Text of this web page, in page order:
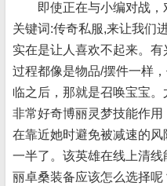
即使正在与小编对战，
关键词:传奇私服,来让我们
实在是让人喜欢不起来。
过程都像是物品/摆件一样
临之后，那就是召唤宝宝
非常好奇博丽灵梦技能作
在靠近她时避免被减速的
一半了。该英雄在线上清
丽卓桑装备应该怎么选择